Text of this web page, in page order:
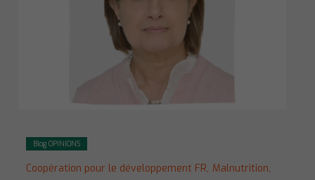
Blog OPINIONS
Coopération pour le développement FR, Malnutrition,